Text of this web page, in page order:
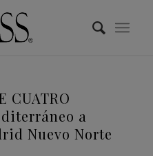
CUATRO
a
Nuevo Norte